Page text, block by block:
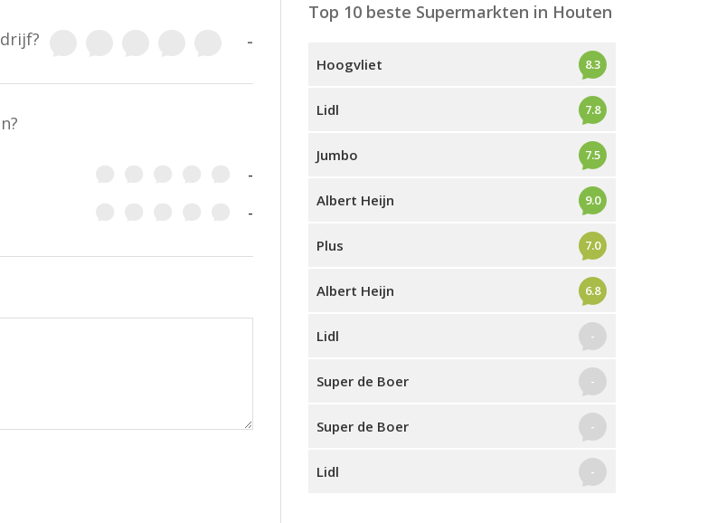
-
-
-
Top 10 beste Supermarkten in Houten
Hoogvliet 8.3
Lidl 7.8
Jumbo 7.5
Albert Heijn 9.0
Plus 7.0
Albert Heijn 6.8
Lidl -
Super de Boer -
Super de Boer -
Lidl -